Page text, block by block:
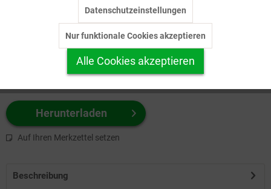
zuerst Ihr Produktformat aus.
z.B. Farbe-Grafik, Schwarz-Weiß-Grafik, mit/ohne Text ...
Herunterladen
Auf Ihren Merkzettel setzen
Beschreibung
Personalisierung Inaktiv
Service
Datenschutzeinstellungen
Nur funktionale Cookies akzeptieren
Alle Cookies akzeptieren